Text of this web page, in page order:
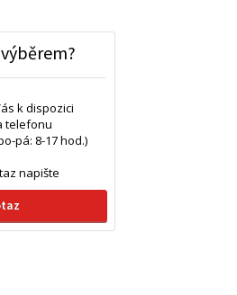
k dispozici
telefonu
pá: 8-17 hod.)
napište